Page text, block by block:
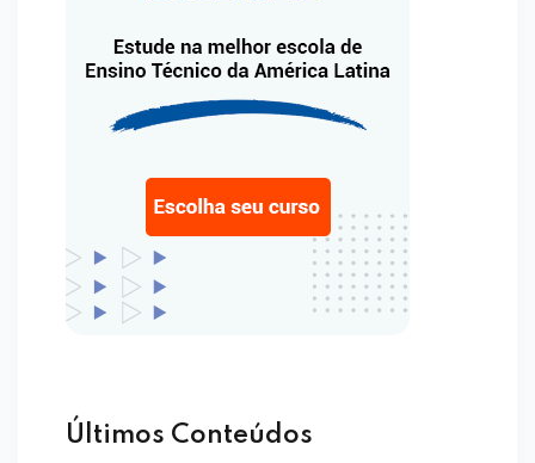
Últimos Conteúdos